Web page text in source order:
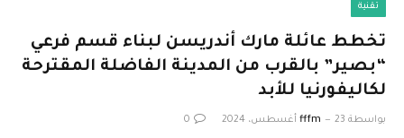
تقنية
تخطط عائلة مارك أندريسن لبناء قسم فرعي
“بصير” بالقرب من المدينة الفاضلة المقترحة
لكاليفورنيا للأبد
بواسطة fffm 23 أغسطس، 2024 0